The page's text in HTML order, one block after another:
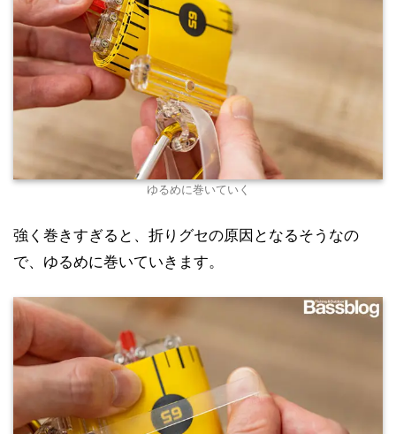
ゆるめに巻いていく
強く巻きすぎると、折りグセの原因となるそうなの
で、ゆるめに巻いていきます。